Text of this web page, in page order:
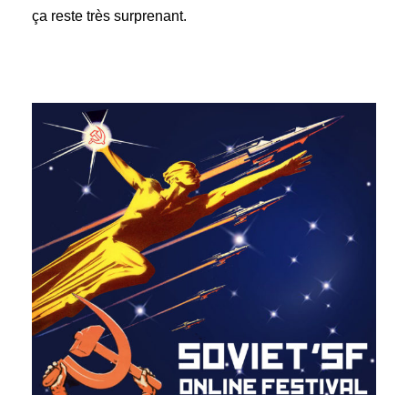
ça reste très surprenant.